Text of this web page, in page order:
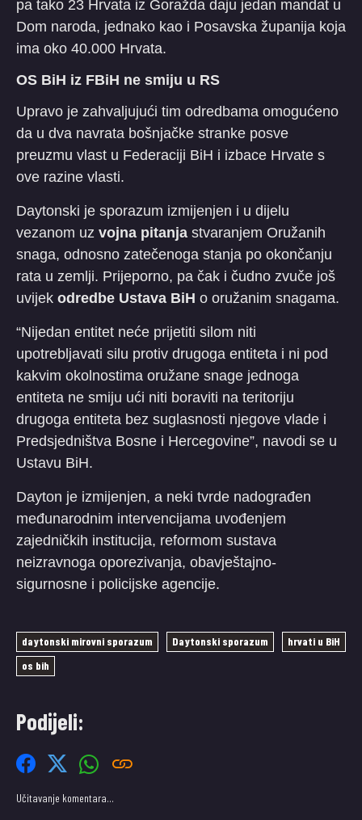
pa tako 23 Hrvata iz Goražda daju jedan mandat u
Dom naroda, jednako kao i Posavska županija koja
ima oko 40.000 Hrvata.
OS BiH iz FBiH ne smiju u RS
Upravo je zahvaljujući tim odredbama omogućeno
da u dva navrata bošnjačke stranke posve
preuzmu vlast u Federaciji BiH i izbace Hrvate s
ove razine vlasti.
Daytonski je sporazum izmijenjen i u dijelu
vezanom uz vojna pitanja stvaranjem Oružanih
snaga, odnosno zatečenoga stanja po okončanju
rata u zemlji. Prijeporno, pa čak i čudno zvuče još
uvijek odredbe Ustava BiH o oružanim snagama.
“Nijedan entitet neće prijetiti silom niti
upotrebljavati silu protiv drugoga entiteta i ni pod
kakvim okolnostima oružane snage jednoga
entiteta ne smiju ući niti boraviti na teritoriju
drugoga entiteta bez suglasnosti njegove vlade i
Predsjedništva Bosne i Hercegovine”, navodi se u
Ustavu BiH.
Dayton je izmijenjen, a neki tvrde nadograđen
međunarodnim intervencijama uvođenjem
zajedničkih institucija, reformom sustava
neizravnoga oporezivanja, obavještajno-
sigurnosne i policijske agencije.
daytonski mirovni sporazum Daytonski sporazum
hrvati u BiH
os bih
Podijeli:
Učitavanje komentara…